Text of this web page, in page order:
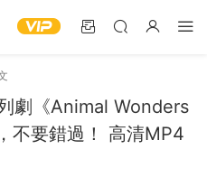
劇《Animal Wonders
不要錯過！ 高清MP4